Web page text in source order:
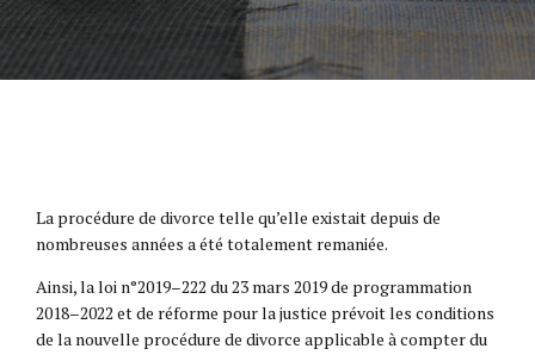
La procédure de divorce telle qu’elle existait depuis de
nombreuses années a été totalement remaniée.
Ainsi, la loi n°2019–222 du 23 mars 2019 de programmation
2018–2022 et de réforme pour la justice prévoit les conditions
de la nouvelle procédure de divorce applicable à compter du